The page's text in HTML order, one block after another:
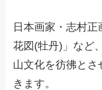
日本画家・志村
花図(牡丹)」など
山文化を彷彿と
きます。